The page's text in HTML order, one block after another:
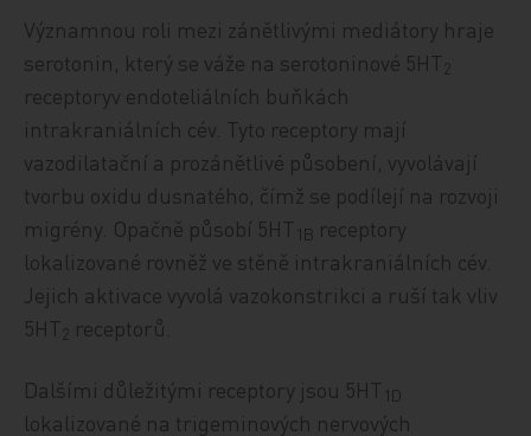
Významnou roli mezi zánětlivými mediátory hraje
serotonin, který se váže na serotoninové 5HT 2
receptoryv endoteliálních buňkách
intrakraniálních cév. Tyto receptory mají
vazodilatační a prozánětlivé působení, vyvolávají
tvorbu oxidu dusnatého, čímž se podílejí na rozvoji
migrény. Opačně působí 5HT 1B receptory
lokalizované rovněž ve stěně intrakraniálních cév.
Jejich aktivace vyvolá vazokonstrikci a ruší tak vliv
5HT 2 receptorů.
Dalšími důležitými receptory jsou 5HT 1D
lokalizované na trigeminových nervových